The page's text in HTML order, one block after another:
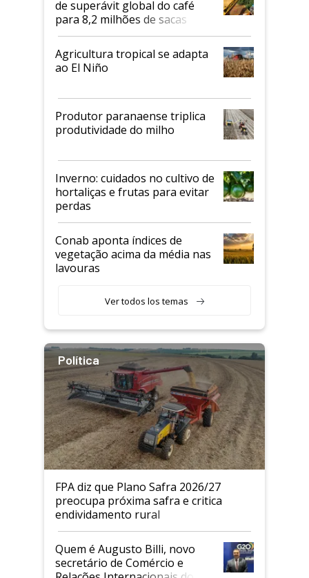
de superávit global do café
para 8,2 milhões de sacas
Agricultura tropical se adapta
ao El Niño
Produtor paranaense triplica
produtividade do milho
Inverno: cuidados no cultivo de
hortaliças e frutas para evitar
perdas
Conab aponta índices de
vegetação acima da média nas
lavouras
Ver todos los temas
Política
FPA diz que Plano Safra 2026/27
preocupa próxima safra e critica
endividamento rural
Quem é Augusto Billi, novo
secretário de Comércio e